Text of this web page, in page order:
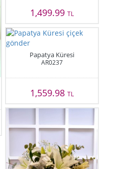
1,499.99 TL
Papatya Küresi
AR0237
1,559.98 TL